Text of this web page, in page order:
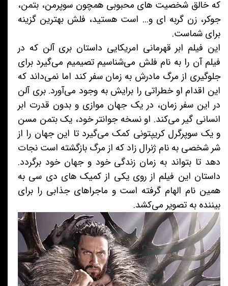
که خالق شخصیت های محبوبی همچون سوپرمن، بتمن،
جوکر، زن گربه ای و... است هستید، فلش بهترین گزینه
برای شماست.
این فیلم ابر قهرمانی امریکایی داستان بری آلن که در
فیلم آن را به نام فلش می‌شناسیم تصیمیم می‌گیرد برای
جلوگیری از مرگ مادرش به زمان سفر کند اما نمی‌داند که
این اقدام او خطراتی را برایش به وجود می‌آورد. بری آلن
در این سفر زمان، در یک جهان موازی و بدون قدرت ابر
انسانی گیر می‌کند. او نسخه جوانتر خود، یک بتمن مسن
و یک سوپرگرل کریپتونی کمک می‌گیرد تا این جهان را از
شر شخصی به نام ژنرال زاد که از مرگ بازگشته است نجات
دهد تا بتواند به زمان زندگی خود و جهان خود برگردد.
داستان این فیلم از روی یکی از کمیک های دی سی به
همین نام الهام گرفته است و ماجراهای جذابی را برای
بیننده به تصویر می‌کشد.